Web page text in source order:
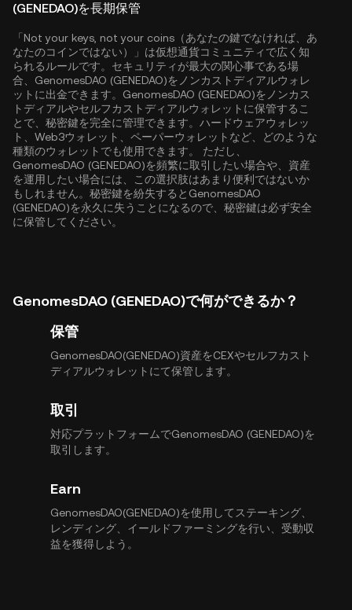
(GENEDAO)を長期保管
「Not your keys, not your coins（あなたの鍵でなければ、あ
なたのコインではない）」は仮想通貨コミュニティで広く知
られるルールです。セキュリティが最大の関心事である場
合、GenomesDAO (GENEDAO)をノンカストディアルウォレ
ットに出金できます。GenomesDAO (GENEDAO)をノンカス
トディアルやセルフカストディアルウォレットに保管するこ
とで、秘密鍵を完全に管理できます。ハードウェアウォレッ
ト、Web3ウォレット、ペーパーウォレットなど、どのような
種類のウォレットでも使用できます。 ただし、
GenomesDAO (GENEDAO)を頻繁に取引したい場合や、資産
を運用したい場合には、この選択肢はあまり便利ではないか
もしれません。秘密鍵を紛失するとGenomesDAO
(GENEDAO)を永久に失うことになるので、秘密鍵は必ず安全
に保管してください。
GenomesDAO (GENEDAO)で何ができるか？
保管
GenomesDAO(GENEDAO)資産をCEXやセルフカスト
ディアルウォレットにて保管します。
取引
対応プラットフォームでGenomesDAO (GENEDAO)を
取引します。
Earn
GenomesDAO(GENEDAO)を使用してステーキング、
レンディング、イールドファーミングを行い、受動収
益を獲得しよう。